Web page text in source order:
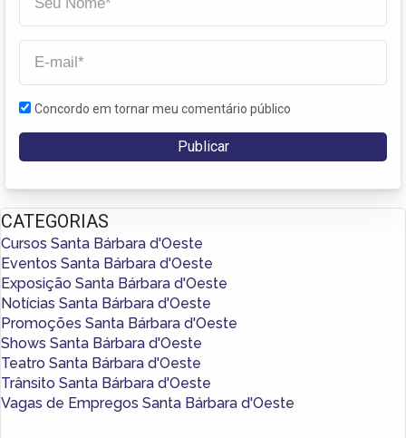
Concordo em tornar meu comentário público
CATEGORIAS
Cursos Santa Bárbara d'Oeste
Eventos Santa Bárbara d'Oeste
Exposição Santa Bárbara d'Oeste
Notícias Santa Bárbara d'Oeste
Promoções Santa Bárbara d'Oeste
Shows Santa Bárbara d'Oeste
Teatro Santa Bárbara d'Oeste
Trânsito Santa Bárbara d'Oeste
Vagas de Empregos Santa Bárbara d'Oeste